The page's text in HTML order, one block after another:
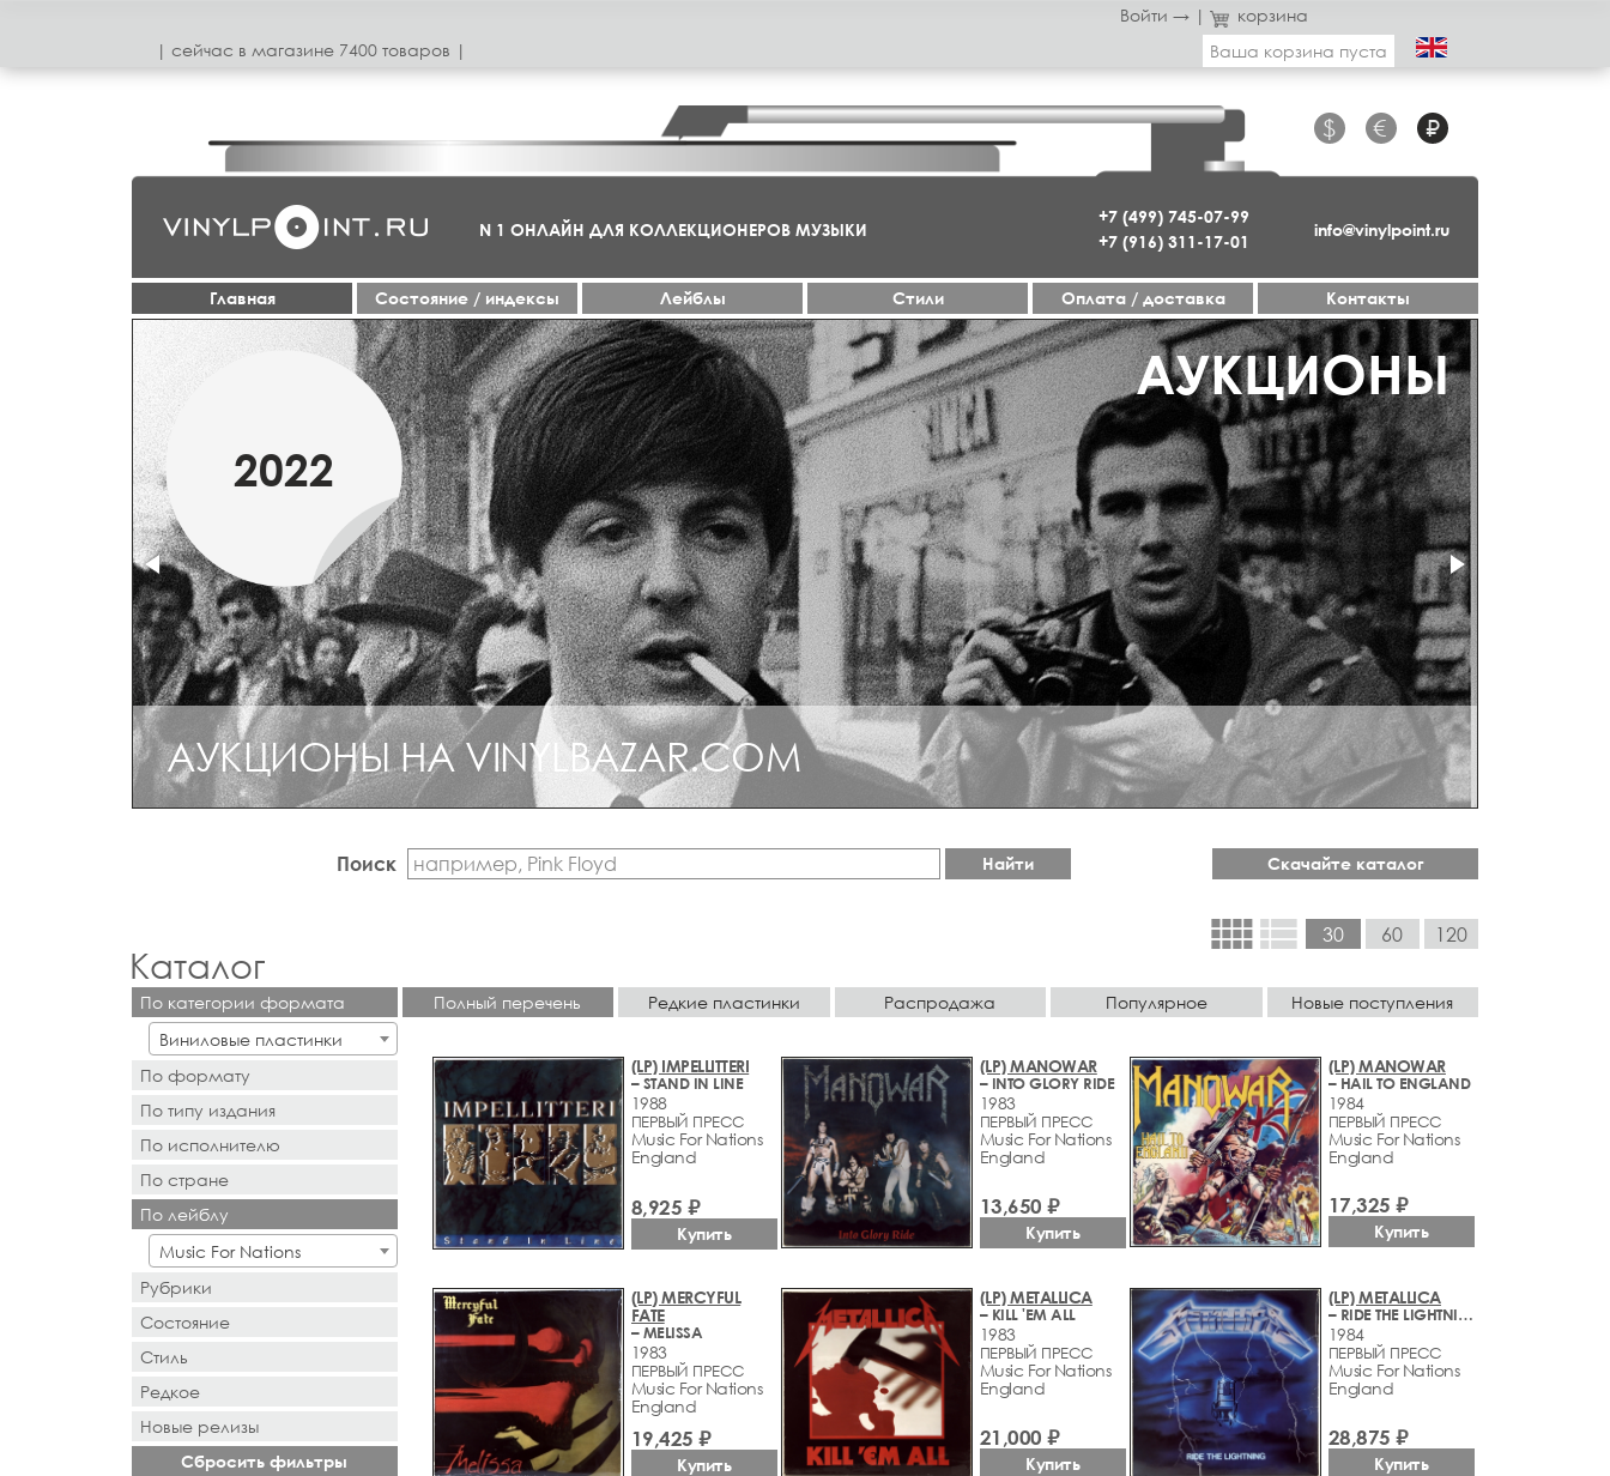
Войти → |
корзина
| сeйчас в магазинe 7400 товаров |
Ваша корзина пуста
+7 (499) 745-07-99
+7 (916) 311-17-01
$ € ₽
info@vinylpoint.ru
N 1 ОНЛАЙН ДЛЯ КОЛЛЕКЦИОНЕРОВ МУЗЫКИ
Главная Cостояние / индексы Лейблы Стили Оплата / доставка Контакты
МАГАЗИН ОТКРЫТ
МАРТ
2019
АУКЦИОНЫ
2022
АУКЦИОНЫ НА VINYLBAZAR.COM
Поиск Найти Скачайте каталог
view_comfyview_list 30 60 120
Каталог
По категории формата
Виниловые пластинки
По формату
- Выбор -
По типу издания
- Выбор -
По исполнителю
- Поиск или выбор -
По стране
- Поиск или выбор -
По лейблу
Music For Nations
Рубрики
Состояние
Стиль
Редкое
Новыe рeлизы
Сбросить фильтры
Полный перечень Редкие пластинки Распродажа Популярное Новые поступления
(LP) IMPELLITTERI
– STAND IN LINE
1988
ПЕРВЫЙ ПРЕСС
Music For Nations
England
8,925 ₽
Купить
(LP) MANOWAR
– INTO GLORY RIDE
1983
ПЕРВЫЙ ПРЕСС
Music For Nations
England
13,650 ₽
Купить
(LP) MANOWAR
– HAIL TO ENGLAND
1984
ПЕРВЫЙ ПРЕСС
Music For Nations
England
17,325 ₽
Купить
(LP) MERCYFUL
FATE
– MELISSA
1983
ПЕРВЫЙ ПРЕСС
Music For Nations
England
19,425 ₽
Купить
(LP) METALLICA
– KILL 'EM ALL
1983
ПЕРВЫЙ ПРЕСС
Music For Nations
England
21,000 ₽
Купить
(LP) METALLICA
– RIDE THE LIGHTNING
1984
ПЕРВЫЙ ПРЕСС
Music For Nations
England
28,875 ₽
Купить